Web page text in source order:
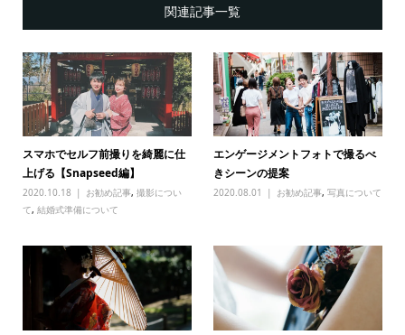
関連記事一覧
スマホでセルフ前撮りを綺麗に仕
上げる【Snapseed編】
2020.10.18 お勧め記事, 撮影につい
て, 結婚式準備について
エンゲージメントフォトで撮るべ
きシーンの提案
2020.08.01 お勧め記事,写真について